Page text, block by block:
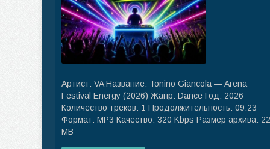
Артист: VA Название: Tonino Giancola — Arena
Festival Energy (2026) Жанр: Dance Год: 2026
Количество треков: 1 Продолжительность: 09:23
Формат: MP3 Качество: 320 Kbps Размер архива: 22
MB